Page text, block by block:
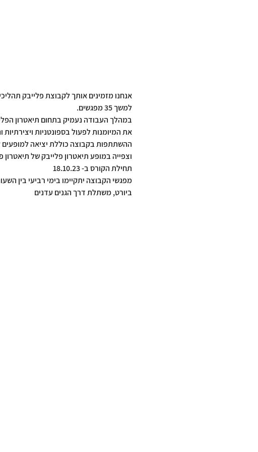
אנחנו מזמינים אותך לקבוצת פלייבק
למשך 35 מפגשים.
במהלך העבודה נעמיק בתחום תיאטרון
את המיומנות לפעול בספונטניות
ההשתתפות בקבוצה כוללת יציאה
וצפייה במופע תיאטרון פלייבק של תיאטרון
תחילת הקורס ב- 18.10.23
מפגשי הקבוצה יתקיימו בימי רביעי בין השעות 17:00-
ביורט, משתלת דרך הגנים עדנים